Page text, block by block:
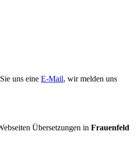
uns eine E-Mail, wir melden uns
Übersetzungen in Frauenfeld